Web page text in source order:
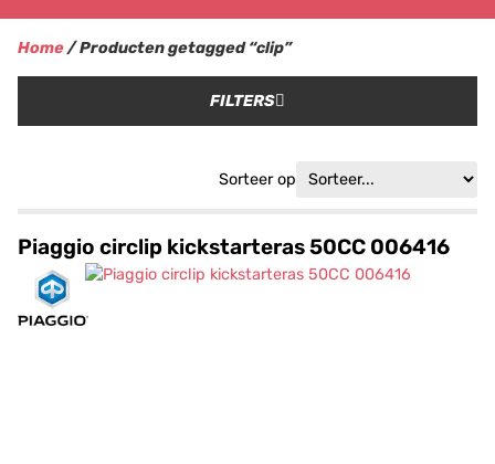
Home/ Producten getagged “clip”
FILTERS
Sorteer op
Piaggio circlip kickstarteras 50CC 006416